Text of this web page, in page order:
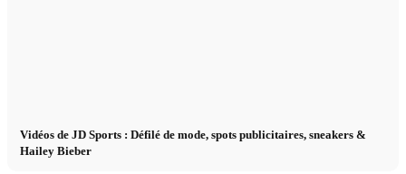
Vidéos de JD Sports : Défilé de mode, spots publicitaires, sneakers &
Hailey Bieber